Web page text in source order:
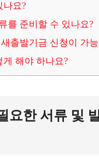
나요?
를 준비할 수 있나요?
출발기금 신청이 가
해야 하나요?
요한 서류 및